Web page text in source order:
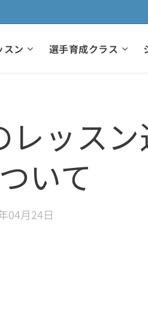
スン 選手育成クラス
レッス
いて
04月24日